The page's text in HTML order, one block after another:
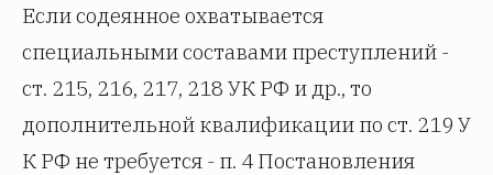
Если содеянное охватывается
специальными составами преступлений -
ст. 215, 216, 217, 218 УК РФ и др., то
дополнительной квалификации по ст. 219 У
К РФ не требуется - п. 4 Постановления